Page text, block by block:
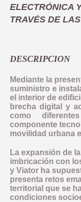
OBJETIVO
LINEA 8:
CONTACTO
CÓDIGO DE
ELECTRÓNICA
TRAVÉS DE
DESCRIPCION
Mediante la
suministro e
el interior de
brecha digital y
como
componente
movilidad urbana
La expansión de
imbricación con
y Viator ha
presenta retos
territorial que se
condiciones